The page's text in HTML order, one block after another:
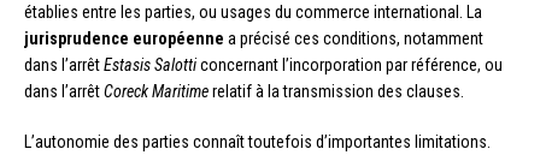
établies entre les parties, ou usages du commerce international. La
jurisprudence européenne a précisé ces conditions, notamment
dans l’arrêtEstasis Salotticoncernant l’incorporation par référence, ou
dans l’arrêtCoreck Maritimerelatif à la transmission des clauses.
L’autonomie des parties connaît toutefois d’importantes limitations.